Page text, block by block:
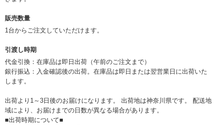
販売数量
1台からご注文していただけます。
引渡し時期
代金引換：在庫品は即日出荷（午前のご注文まで）
銀行振込：入金確認後の出荷。在庫品は即日または翌営業日に出荷いた
します。
出荷より1～3日後のお届けになります。 出荷地は神奈川県です。 配送地
域により、お届けまでの日数が異なる場合があります。
■出荷時期について■